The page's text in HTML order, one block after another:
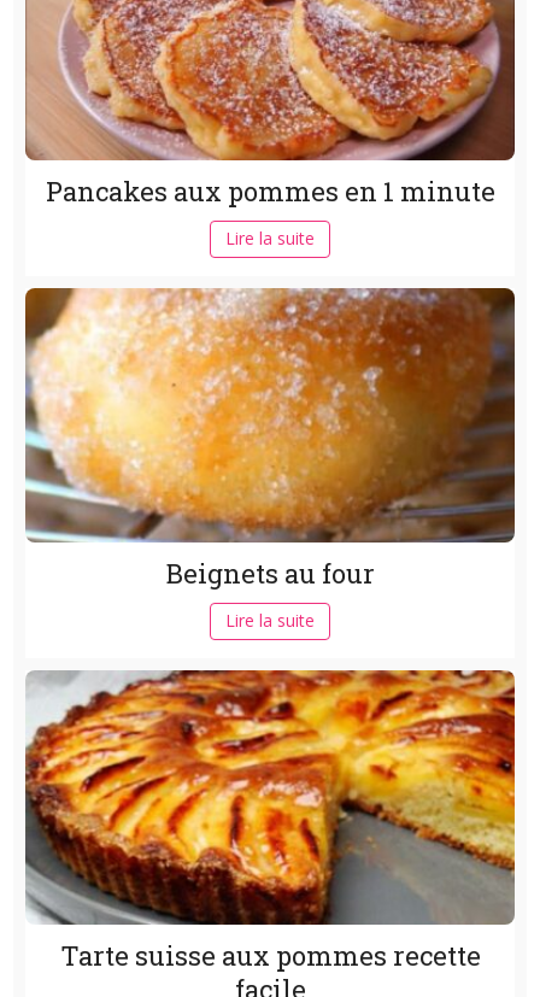
Pancakes aux pommes en 1 minute
Lire la suite
Beignets au four
Lire la suite
Tarte suisse aux pommes recette
facile